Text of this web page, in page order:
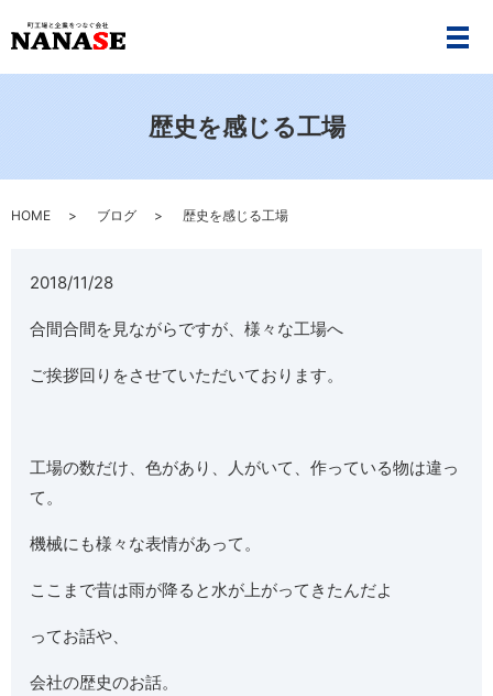
メ
歴史を感じる工場
HOME ブログ 歴史を感じる工場
2018/11/28
合間合間を見ながらですが、様々な工場へ
ご挨拶回りをさせていただいております。
工場の数だけ、色があり、人がいて、作っている物は違っ
て。
機械にも様々な表情があって。
ここまで昔は雨が降ると水が上がってきたんだよ
ってお話や、
会社の歴史のお話。